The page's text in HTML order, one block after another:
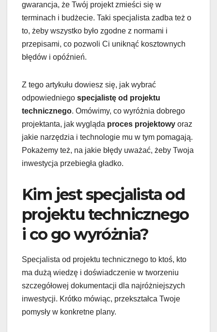
gwarancja, że Twój projekt zmieści się w
terminach i budżecie. Taki specjalista zadba też o
to, żeby wszystko było zgodne z normami i
przepisami, co pozwoli Ci uniknąć kosztownych
błędów i opóźnień.
Z tego artykułu dowiesz się, jak wybrać
odpowiedniego specjalistę od projektu
technicznego. Omówimy, co wyróżnia dobrego
projektanta, jak wygląda proces projektowy oraz
jakie narzędzia i technologie mu w tym pomagają.
Pokażemy też, na jakie błędy uważać, żeby Twoja
inwestycja przebiegła gładko.
Kim jest specjalista od
projektu technicznego
i co go wyróżnia?
Specjalista od projektu technicznego to ktoś, kto
ma dużą wiedzę i doświadczenie w tworzeniu
szczegółowej dokumentacji dla najróżniejszych
inwestycji. Krótko mówiąc, przekształca Twoje
pomysły w konkretne plany.